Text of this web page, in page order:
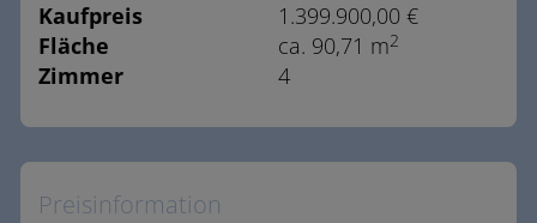
Kaufpreis
1.399.900,00 €
Fläche
ca. 90,71 m2
Zimmer 4
Preisinformation